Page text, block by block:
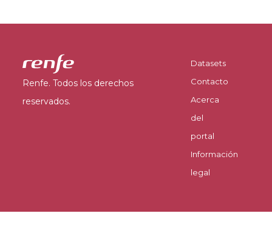
Renfe. Todos los derechos
reservados.
Datasets
Contacto
Acerca
del
portal
Información
legal